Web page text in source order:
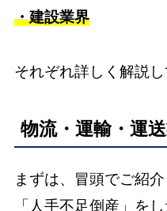
・建設業界
それぞれ詳しく解説し
物流・運輸・運
まずは、冒頭でご紹
「人手不足倒産」を